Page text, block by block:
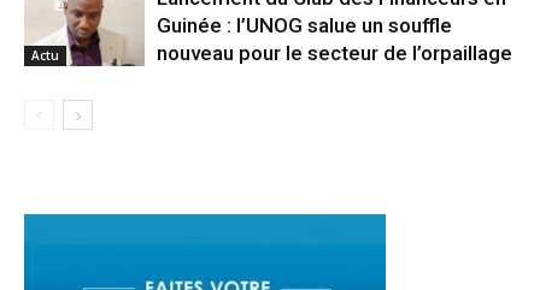
Actu
Guinée : l’UNOG salue un souffle
nouveau pour le secteur de l’orpaillage